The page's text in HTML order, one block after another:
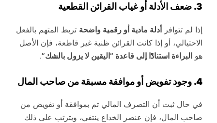
3. ضعف الأدلة أو غياب القرائن القطعية
إذا لم تتوافرأدلة مادية أو رقمية واضحة تربط المتهم بالفعل
الاحتيالي، أو إذا كانت القرائن ظنية غير قاطعة، فإن الأصل
هو البراءة استنادًا إلى قاعدة “اليقين لا يزول بالشك”.
4. وجود تفويض أو موافقة مسبقة من صاحب المال
في حال ثبت أن التصرف المالي تم بموافقة أو تفويض من
صاحب المال، فإن عنصر الخداع ينتفي، ويترتب على ذلك